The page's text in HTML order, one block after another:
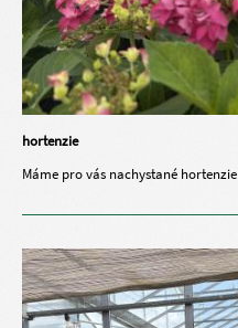
hortenzie
Máme pro vás nachystané hortenzie